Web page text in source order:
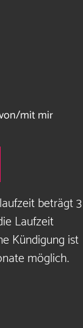
mit mir
beträgt 3
Laufzeit
Kündigung ist
möglich.